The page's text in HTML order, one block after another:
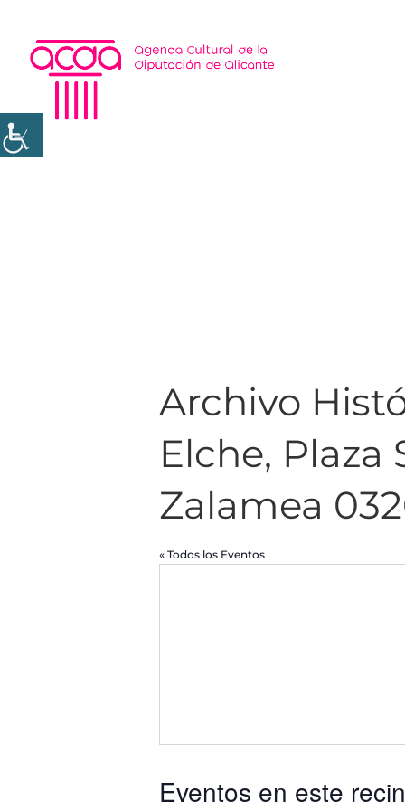
Archivo
Elche,
Zalamea
« Todos los Eventos
Eventos en este